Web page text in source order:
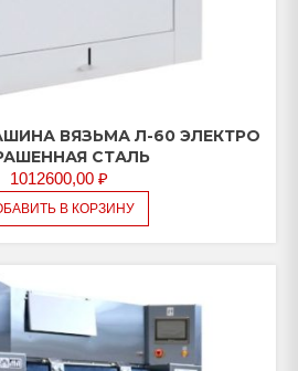
ВЯЗЬМА Л-60 ЭЛЕКТРО
СТАЛЬ
1012600,00 ₽
В КОРЗИНУ